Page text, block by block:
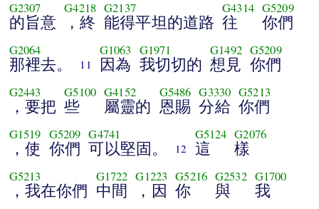
G2307
的旨意
G4218
，終
G2137
能得平坦的道路
G4314
往
G5209
你們
G2064
那裡去。 11
G1063
因為
G1971
我切切的
G1492
想見
G5209
你們
G2443
，要把
G5100
些
G4152
屬靈的
G5486
恩賜
G3330
分給
G5213
你們
G1519
，使
G5209
你們
G4741
可以堅固。 12
G5124
這
G2076
樣
G5213
，我在你們
G1722
中間
G1223
，因
G5216
你
G2532
與
G1700
我